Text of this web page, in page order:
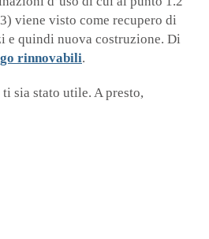
viene visto come recupero di
quindi nuova costruzione. Di
rinnovabili.
sia stato utile. A presto,